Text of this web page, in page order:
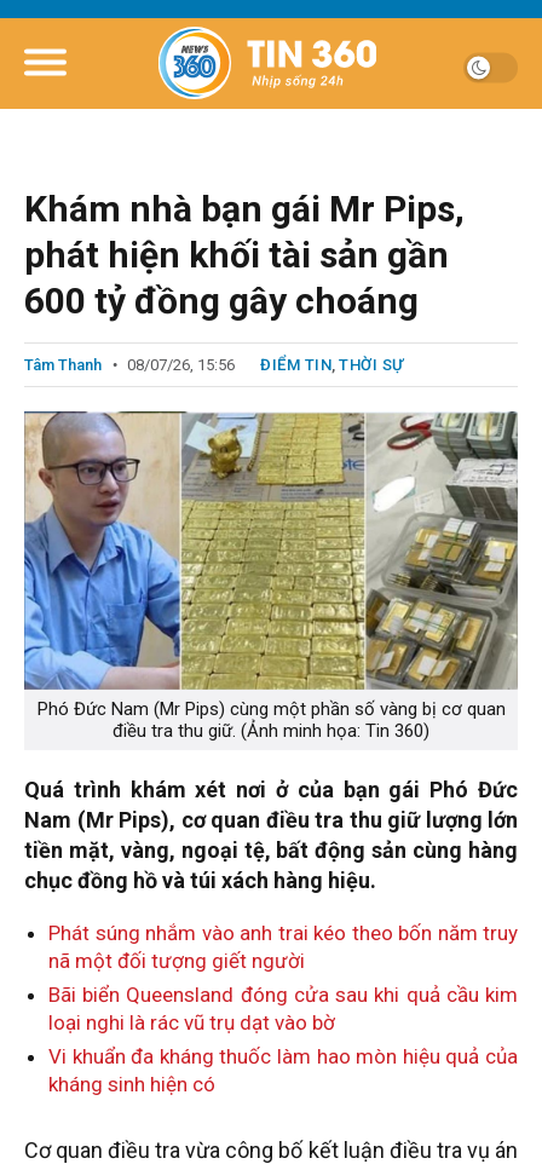
Khám nhà bạn gái Mr Pips,
phát hiện khối tài sản gần
600 tỷ đồng gây choáng
Tâm Thanh 08/07/26, 15:56 ĐIỂM TIN, THỜI SỰ
Phó Đức Nam (Mr Pips) cùng một phần số vàng bị cơ quan
điều tra thu giữ. (Ảnh minh họa: Tin 360)
Quá trình khám xét nơi ở của bạn gái Phó Đức
Nam (Mr Pips), cơ quan điều tra thu giữ lượng lớn
tiền mặt, vàng, ngoại tệ, bất động sản cùng hàng
chục đồng hồ và túi xách hàng hiệu.
Phát súng nhắm vào anh trai kéo theo bốn năm truy
nã một đối tượng giết người
Bãi biển Queensland đóng cửa sau khi quả cầu kim
loại nghi là rác vũ trụ dạt vào bờ
Vi khuẩn đa kháng thuốc làm hao mòn hiệu quả của
kháng sinh hiện có
Cơ quan điều tra vừa công bố kết luận điều tra vụ án